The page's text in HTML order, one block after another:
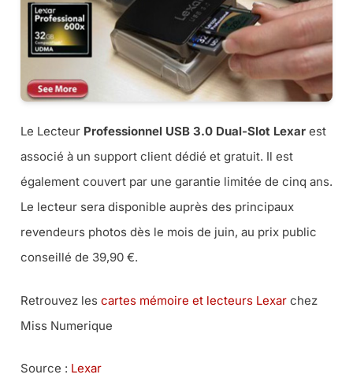
Le Lecteur Professionnel USB 3.0 Dual-Slot Lexar est
associé à un support client dédié et gratuit. Il est
également couvert par une garantie limitée de cinq ans.
Le lecteur sera disponible auprès des principaux
revendeurs photos dès le mois de juin, au prix public
conseillé de 39,90 €.
Retrouvez les cartes mémoire et lecteurs Lexar chez
Miss Numerique
Source : Lexar